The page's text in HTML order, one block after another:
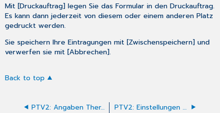
Mit [Druckauftrag] legen Sie das Formular in den Druckauftrag.
Es kann dann jederzeit von diesem oder einem anderen Platz
gedruckt werden.
Sie speichern Ihre Eintragungen mit [Zwischenspeichern] und
verwerfen sie mit [Abbrechen].
Back to top
PTV2: Angaben Therapeut*in PTV2: Einstellungen der Angaben Therapeut*in